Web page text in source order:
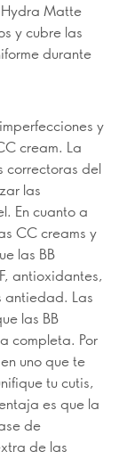
Matte
y cubre las
durante
y
cream. La
correctoras del
las
En cuanto a
CC creams y
las BB
antioxidantes,
antiedad. Las
las BB
completa. Por
uno que te
tu cutis,
es que la
de
de las